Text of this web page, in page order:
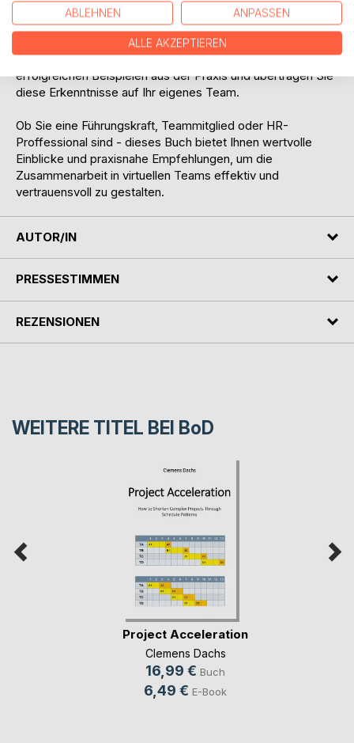
richtigen Kommunikationskanäle nutzen, Missverständnisse
vermeiden und eine inklusive Teamkultur schaffen.
- Fallstudien und Best Practices: Lernen Sie von
erfolgreichen Beispielen aus der Praxis und übertragen Sie
diese Erkenntnisse auf Ihr eigenes Team.
Ob Sie eine Führungskraft, Teammitglied oder HR-
Proffessional sind - dieses Buch bietet Ihnen wertvolle
Einblicke und praxisnahe Empfehlungen, um die
Zusammenarbeit in virtuellen Teams effektiv und
vertrauensvoll zu gestalten.
AUTOR/IN
PRESSESTIMMEN
REZENSIONEN
WEITERE TITEL BEI BoD
Project Acceleration
Clemens Dachs
16,99 € Buch
6,49 € E-Book
ABLEHNEN ANPASSEN
ALLE AKZEPTIEREN